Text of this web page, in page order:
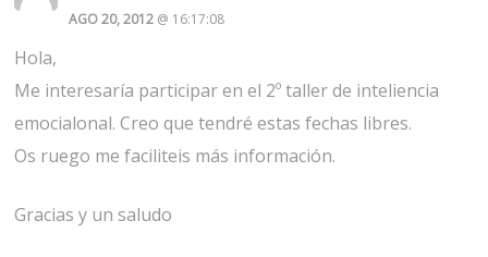
AGO 20, 2012 @ 16:17:08
Hola,
Me interesaría participar en el 2º taller de inteliencia
emocialonal. Creo que tendré estas fechas libres.
Os ruego me faciliteis más información.
Gracias y un saludo